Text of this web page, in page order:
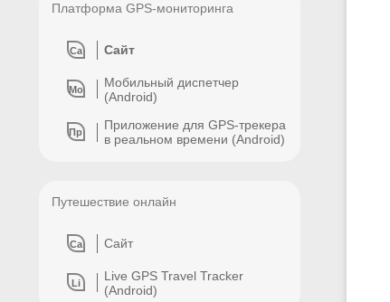
Платформа GPS-мониторинга
Са Сайт
Мо
Мобильный диспетчер
(Android)
Пр
Приложение для GPS-трекера
в реальном времени (Android)
Путешествие онлайн
Са Сайт
Li
Live GPS Travel Tracker
(Android)